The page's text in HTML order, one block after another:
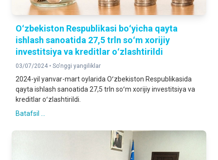
Oʻzbekiston Respublikasi boʻyicha qayta
ishlash sanoatida 27,5 trln soʻm xorijiy
investitsiya va kreditlar oʻzlashtirildi
03/07/2024 • So'nggi yangiliklar
2024-yil yanvar-mart oylarida Oʻzbekiston Respublikasida
qayta ishlash sanoatida 27,5 trln soʻm xorijiy investitsiya va
kreditlar oʻzlashtirildi.
Batafsil ...